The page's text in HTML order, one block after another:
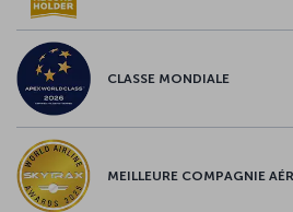
CLASSE MONDIALE
MEILLEURE COMPAGNIE